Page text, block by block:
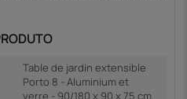
Table de jardin extensible
Porto 8 - Aluminium et
verre - 90/180 x 90 x 75 cm